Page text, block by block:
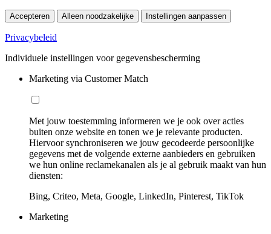
Accepteren Alleen noodzakelijke Instellingen aanpassen
Privacybeleid
Individuele instellingen voor gegevensbescherming
Marketing via Customer Match
Met jouw toestemming informeren we je ook over acties
buiten onze website en tonen we je relevante producten.
Hiervoor synchroniseren we jouw gecodeerde persoonlijke
gegevens met de volgende externe aanbieders en gebruiken
we hun online reclamekanalen als je al gebruik maakt van hun
diensten:
Bing, Criteo, Meta, Google, LinkedIn, Pinterest, TikTok
Marketing